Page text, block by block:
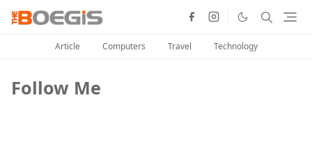
Article Computers Travel Technology
Follow Me